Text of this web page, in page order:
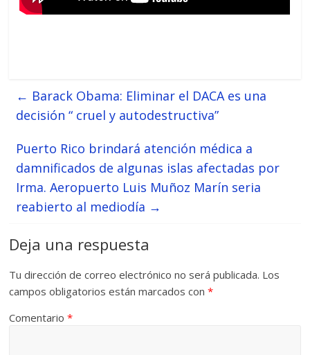
← Barack Obama: Eliminar el DACA es una
decisión “ cruel y autodestructiva”
Puerto Rico brindará atención médica a
damnificados de algunas islas afectadas por
Irma. Aeropuerto Luis Muñoz Marín seria
reabierto al mediodía →
Deja una respuesta
Tu dirección de correo electrónico no será publicada. Los
campos obligatorios están marcados con*
Comentario*